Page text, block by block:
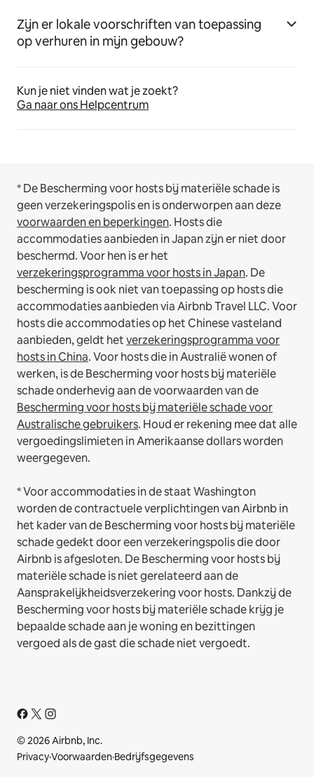
Zijn er lokale voorschriften van toepassing
op verhuren in mijn gebouw?
Kun je niet vinden wat je zoekt?
Ga naar ons Helpcentrum
* De Bescherming voor hosts bij materiële schade is
geen verzekeringspolis en is onderworpen aan deze
voorwaarden en beperkingen. Hosts die
accommodaties aanbieden in Japan zijn er niet door
beschermd. Voor hen is er het
verzekeringsprogramma voor hosts in Japan. De
bescherming is ook niet van toepassing op hosts die
accommodaties aanbieden via Airbnb Travel LLC.Voor
hosts die accommodaties op het Chinese vasteland
aanbieden, geldt hetverzekeringsprogramma voor
hosts in China.Voor hosts die in Australië wonen of
werken, is de Bescherming voor hosts bij materiële
schade onderhevig aan de voorwaarden van de
Bescherming voor hosts bij materiële schade voor
Australische gebruikers. Houd er rekening mee dat alle
vergoedingslimieten in Amerikaanse dollars worden
weergegeven.
* Voor accommodaties in de staat Washington
worden de contractuele verplichtingen van Airbnb in
het kader van de Bescherming voor hosts bij materiële
schade gedekt door een verzekeringspolis die door
Airbnb is afgesloten. De Bescherming voor hosts bij
materiële schade is niet gerelateerd aan de
Aansprakelijkheidsverzekering voor hosts. Dankzij de
Bescherming voor hosts bij materiële schade krijg je
bepaalde schade aan je woning en bezittingen
vergoed als de gast die schade niet vergoedt.
© 2026 Airbnb, Inc.
Privacy·Voorwaarden·Bedrijfsgegevens